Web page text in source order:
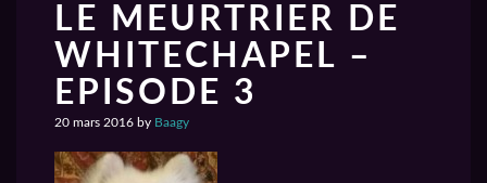
LE MEURTRIER DE
WHITECHAPEL –
EPISODE 3
20 mars 2016 by Baagy